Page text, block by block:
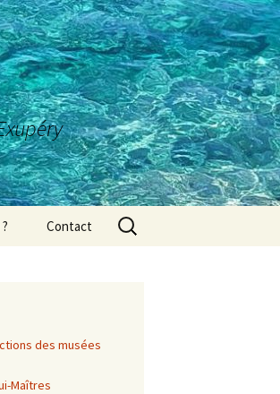
Contact
Rechercher :
des musées
Maîtres